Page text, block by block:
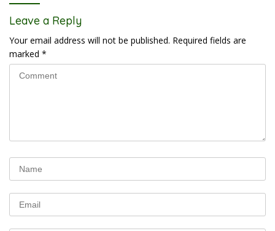
Leave a Reply
Your email address will not be published. Required fields are
marked *